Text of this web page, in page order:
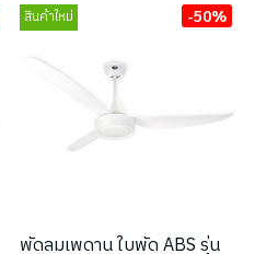
สินค้าใหม่ -50%
พัดลมเพดาน ใบพัด ABS รุ่น